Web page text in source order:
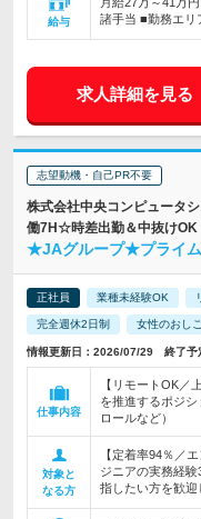
給与
諸手当 ■勤務エリ
求人詳細を見る
志望動機・自己PR不要
株式会社中央コンピュータ
働7H☆時差出勤＆中抜けOK
★JAグループ★プライム
正社員 業種未経験OK
完全週休2日制 女性のおし
情報更新日：2026/07/29 終了予
仕事内容
【リモートOK／
を推進するポジ
ロールなど）
対象と
なる方
【定着率94％／
ジニアの実務経
指したい方を歓迎